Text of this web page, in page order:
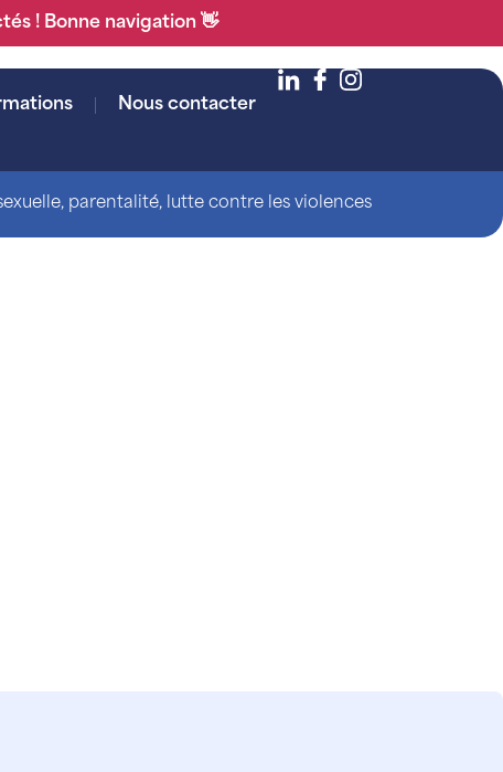
! Bonne navigation 👋
Nous contacter
parentalité, lutte contre les violences